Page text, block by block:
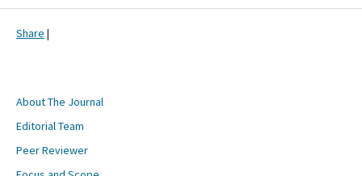
Share |
About The Journal
Editorial Team
Peer Reviewer